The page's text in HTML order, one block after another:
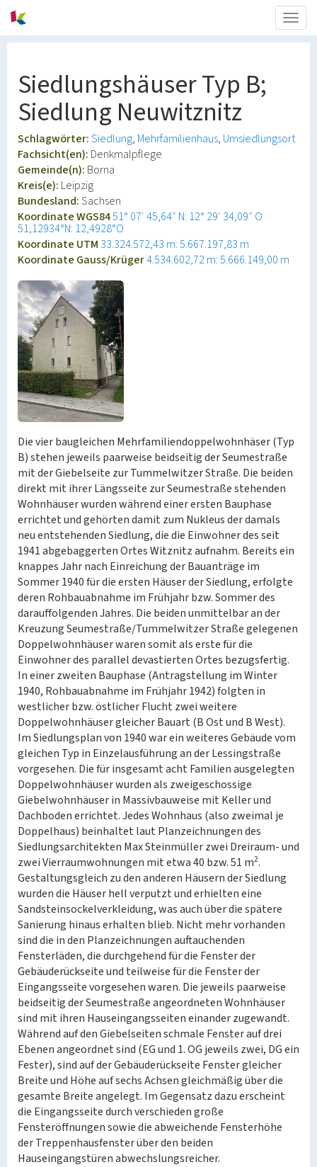
Siedlungshäuser Typ B;
Siedlung Neuwitznitz
Schlagwörter:Siedlung Mehrfamilienhaus Umsiedlungsort
Fachsicht(en): Denkmalpflege
Gemeinde(n): Borna
Kreis(e): Leipzig
Bundesland:Sachsen
Koordinate WGS8451° 07′ 45,64″ N: 12° 29′ 34,09″ O
51,12934°N: 12,4928°O
Koordinate UTM 33.324.572,43 m: 5.667.197,83 m
Koordinate Gauss/Krüger4.534.602,72 m: 5.666.149,00 m
Die vier baugleichen Mehrfamiliendoppelwohnhäser (Typ
B) stehen jeweils paarweise beidseitig der Seumestraße
mit der Giebelseite zur Tummelwitzer Straße. Die beiden
direkt mit ihrer Längsseite zur Seumestraße stehenden
Wohnhäuser wurden während einer ersten Bauphase
errichtet und gehörten damit zum Nukleus der damals
neu entstehenden Siedlung, die die Einwohner des seit
1941 abgebaggerten Ortes Witznitz aufnahm. Bereits ein
knappes Jahr nach Einreichung der Bauanträge im
Sommer 1940 für die ersten Häuser der Siedlung, erfolgte
deren Rohbauabnahme im Frühjahr bzw. Sommer des
darauffolgenden Jahres. Die beiden unmittelbar an der
Kreuzung Seumestraße/Tummelwitzer Straße gelegenen
Doppelwohnhäuser waren somit als erste für die
Einwohner des parallel devastierten Ortes bezugsfertig.
In einer zweiten Bauphase (Antragstellung im Winter
1940, Rohbauabnahme im Frühjahr 1942) folgten in
westlicher bzw. östlicher Flucht zwei weitere
Doppelwohnhäuser gleicher Bauart (B Ost und B West).
Im Siedlungsplan von 1940 war ein weiteres Gebäude vom
gleichen Typ in Einzelausführung an der Lessingstraße
vorgesehen. Die für insgesamt acht Familien ausgelegten
Doppelwohnhäuser wurden als zweigeschossige
Giebelwohnhäuser in Massivbauweise mit Keller und
Dachboden errichtet. Jedes Wohnhaus (also zweimal je
Doppelhaus) beinhaltet laut Planzeichnungen des
Siedlungsarchitekten Max Steinmüller zwei Dreiraum- und
zwei Vierraumwohnungen mit etwa 40 bzw. 51 m2.
Gestaltungsgleich zu den anderen Häusern der Siedlung
wurden die Häuser hell verputzt und erhielten eine
Sandsteinsockelverkleidung, was auch über die spätere
Sanierung hinaus erhalten blieb. Nicht mehr vorhanden
sind die in den Planzeichnungen auftauchenden
Fensterläden, die durchgehend für die Fenster der
Gebäuderückseite und teilweise für die Fenster der
Eingangsseite vorgesehen waren. Die jeweils paarweise
beidseitig der Seumestraße angeordneten Wohnhäuser
sind mit ihren Hauseingangsseiten einander zugewandt.
Während auf den Giebelseiten schmale Fenster auf drei
Ebenen angeordnet sind (EG und 1. OG jeweils zwei, DG ein
Fester), sind auf der Gebäuderückseite Fenster gleicher
Breite und Höhe auf sechs Achsen gleichmäßig über die
gesamte Breite angelegt. Im Gegensatz dazu erscheint
die Eingangsseite durch verschieden große
Fensteröffnungen sowie die abweichende Fensterhöhe
der Treppenhausfenster über den beiden
Hauseingangstüren abwechslungsreicher.